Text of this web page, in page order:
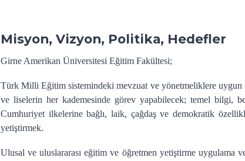
Misyon, Vizyon, Politika, Hedefler
Girne Amerikan Üniversitesi Eğitim Fakültesi;
Türk Milli Eğitim sistemindeki mevzuat ve yönetmeliklere
ve liselerin her kademesinde görev yapabilecek; temel bilgi,
Cumhuriyet ilkelerine bağlı, laik, çağdaş ve demokratik
yetiştirmek.
Ulusal ve uluslararası eğitim ve öğretmen yetiştirme uygulama